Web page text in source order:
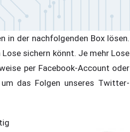
in der nachfolgenden Box lösen.
sichern könnt. Je mehr Lose
per Facebook-Account oder
das Folgen unseres Twitter-